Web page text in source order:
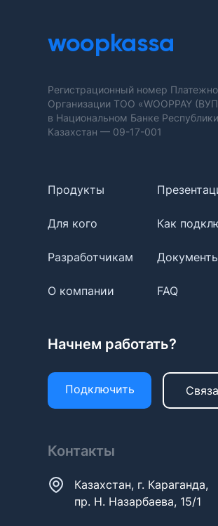
woopkassa
Регистрационный номер
Организации ТОО «WOOPPAY
в Национальном Банке Республики
Казахстан — 09-17-001
Продукты
Для кого Как
Разработчикам
О компании FAQ
Начнем работать?
Подключить
Контакты
Казахстан, г. Караганда,
пр. Н. Назарбаева, 15/1